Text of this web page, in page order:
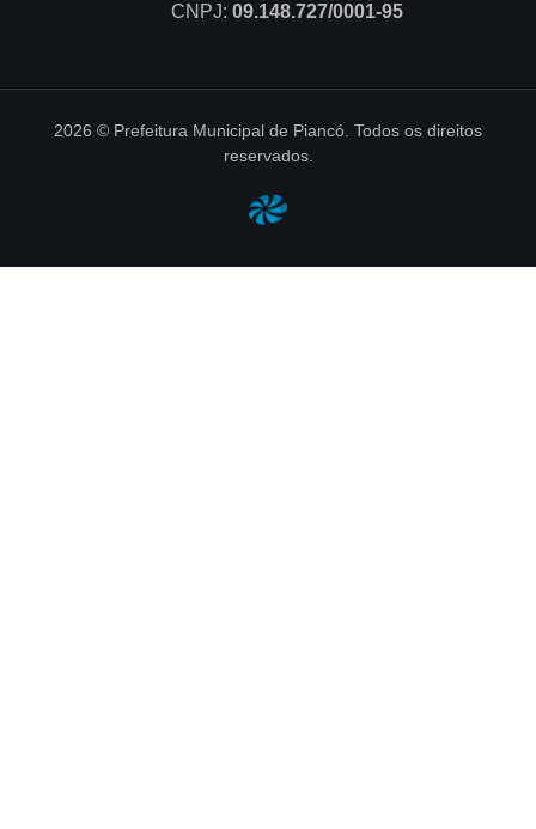
CNPJ: 09.148.727/0001-95
2026 © Prefeitura Municipal de Piancó. Todos os direitos
reservados.